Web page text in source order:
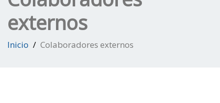
externos
Inicio Colaboradores externos